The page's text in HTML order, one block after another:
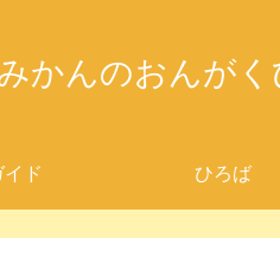
かんのおんが
イド ひろば